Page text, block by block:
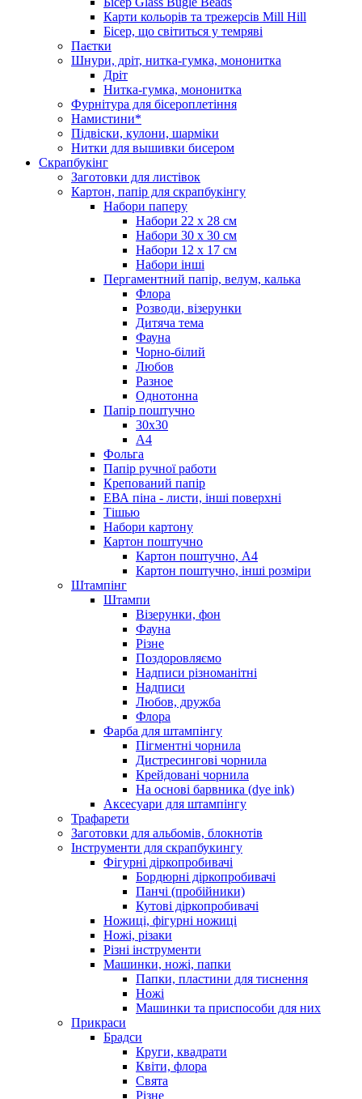
Карти кольорів та трежерсів Mill Hill
Бісер, що світиться у темряві
Паєтки
Шнури, дріт, нитка-гумка, мононитка
Дріт
Нитка-гумка, мононитка
Фурнітура для бісероплетіння
Намистини*
Підвіски, кулони, шарміки
Нитки для вышивки бисером
Скрапбукінг
Заготовки для листівок
Картон, папір для скрапбукінгу
Набори паперу
Набори 22 х 28 см
Набори 30 х 30 см
Набори 12 х 17 см
Набори інші
Пергаментний папір, велум, калька
Флора
Розводи, візерунки
Дитяча тема
Фауна
Чорно-білий
Любов
Разное
Однотонна
Папір поштучно
30х30
А4
Фольга
Папір ручної работи
Крепований папір
ЕВА піна - листи, інші поверхні
Тішью
Набори картону
Картон поштучно
Картон поштучно, А4
Картон поштучно, інші розміри
Штампінг
Штампи
Візерунки, фон
Фауна
Різне
Поздоровляємо
Надписи різноманітні
Надписи
Любов, дружба
Флора
Фарба для штампінгу
Пігментні чорнила
Дистресингові чорнила
Крейдовані чорнила
На основі барвника (dye ink)
Аксесуари для штампінгу
Трафарети
Заготовки для альбомів, блокнотів
Інструменти для скрапбукингу
Фігурні діркопробивачі
Бордюрні діркопробивачі
Панчі (пробійники)
Кутові діркопробивачі
Ножиці, фігурні ножиці
Ножі, різаки
Різні інструменти
Машинки, ножі, папки
Папки, пластини для тиснення
Ножі
Машинки та приспособи для них
Прикраси
Брадси
Круги, квадрати
Квіти, флора
Свята
Різне